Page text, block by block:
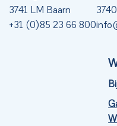
3741 LM Baarn
+31 (0)85 23 66 800